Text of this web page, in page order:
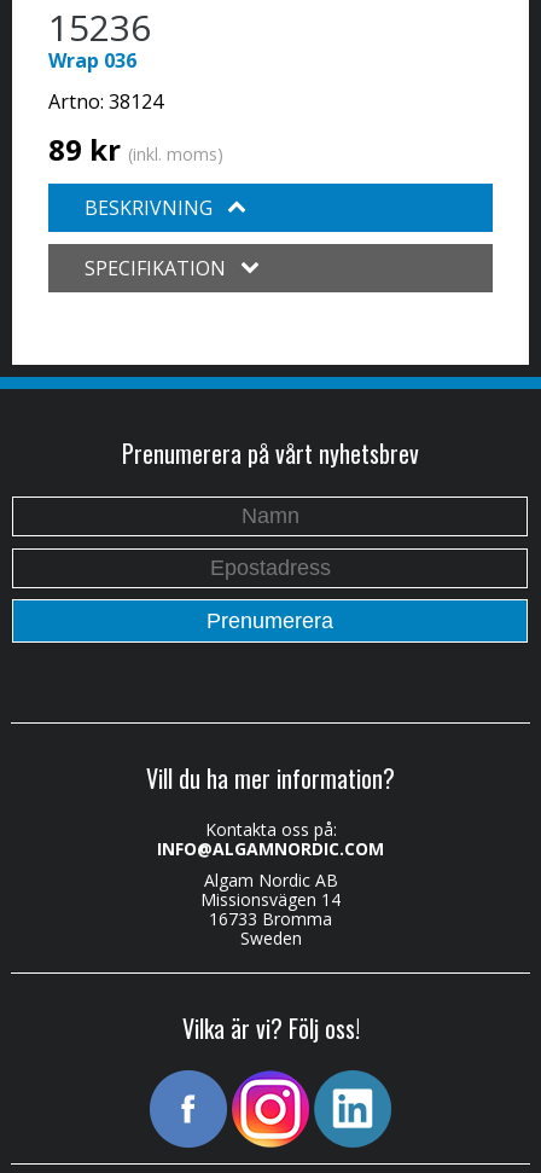
15236
Wrap 036
Artno: 38124
89 kr (inkl. moms)
BESKRIVNING
SPECIFIKATION
Prenumerera på vårt nyhetsbrev
Vill du ha mer information?
Kontakta oss på:
INFO@ALGAMNORDIC.COM
Algam Nordic AB
Missionsvägen 14
16733 Bromma
Sweden
Vilka är vi? Följ oss!